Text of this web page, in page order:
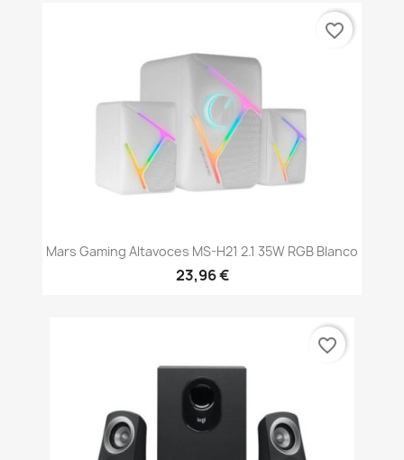
Mars Gaming Altavoces MS-H21 2.1 35W RGB Blanco
23,96 €
favorite_border
favorite_border